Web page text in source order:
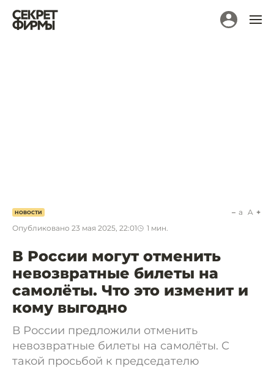
НОВОСТИ
Опубликовано 23 мая 2025, 22:01 1 мин.
a A
В России могут отменить
невозвратные билеты на
самолёты. Что это изменит и
кому выгодно
В России предложили отменить
невозвратные билеты на самолёты. С
такой просьбой к председателю